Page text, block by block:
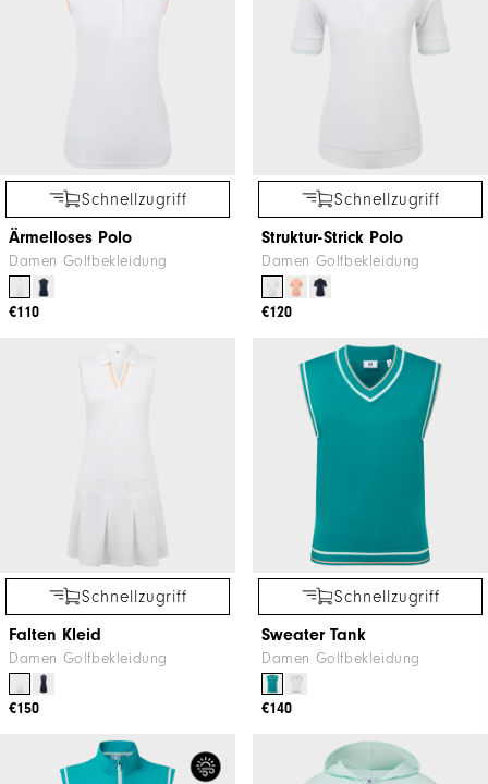
Schnellzugriff
Ärmelloses Polo
Damen Golfbekleidung
€110
Schnellzugriff
Struktur-Strick Polo
Damen Golfbekleidung
€120
Schnellzugriff
Falten Kleid
Damen Golfbekleidung
€150
Schnellzugriff
Sweater Tank
Damen Golfbekleidung
€140